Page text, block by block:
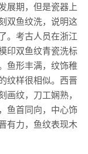
展期，但是瓷器上
双鱼纹洗，说明这
。考古人员在浙江
印双鱼纹青瓷洗标
鱼形丰满，纹饰稚
纹样很相似。西晋
画纹，刀工娴熟，
鱼首同向，中心饰
有力，鱼纹表现木